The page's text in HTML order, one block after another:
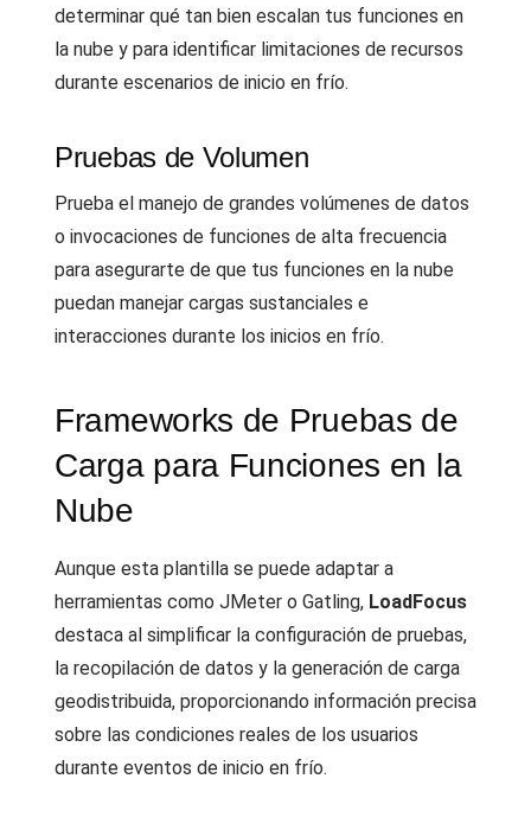
determinar qué tan bien escalan tus funciones en
la nube y para identificar limitaciones de recursos
durante escenarios de inicio en frío.
Pruebas de Volumen
Prueba el manejo de grandes volúmenes de datos
o invocaciones de funciones de alta frecuencia
para asegurarte de que tus funciones en la nube
puedan manejar cargas sustanciales e
interacciones durante los inicios en frío.
Frameworks de Pruebas de
Carga para Funciones en la
Nube
Aunque esta plantilla se puede adaptar a
herramientas como JMeter o Gatling, LoadFocus
destaca al simplificar la configuración de pruebas,
la recopilación de datos y la generación de carga
geodistribuida, proporcionando información precisa
sobre las condiciones reales de los usuarios
durante eventos de inicio en frío.